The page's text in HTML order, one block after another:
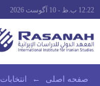
12:22 ب.ظ - 10 آگوست 2026
صفحه اصلى ← انتخابات